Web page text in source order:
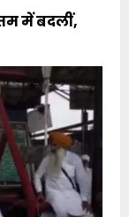
में बदलीं,